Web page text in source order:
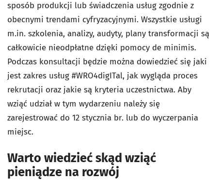
sposób produkcji lub świadczenia usług zgodnie z
obecnymi trendami cyfryzacyjnymi. Wszystkie usługi
m.in. szkolenia, analizy, audyty, plany transformacji są
całkowicie nieodpłatne dzięki pomocy de minimis.
Podczas konsultacji będzie można dowiedzieć się jaki
jest zakres usług #WRO4digITal, jak wygląda proces
rekrutacji oraz jakie są kryteria uczestnictwa. Aby
wziąć udział w tym wydarzeniu należy się
zarejestrować do 12 stycznia br. lub do wyczerpania
miejsc.
Warto wiedzieć skąd wziąć
pieniądze na rozwój